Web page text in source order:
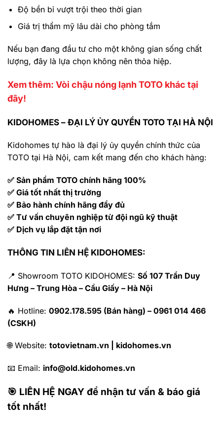
Độ bền bỉ vượt trội theo thời gian
Giá trị thẩm mỹ lâu dài cho phòng tắm
Nếu bạn đang đầu tư cho một không gian sống chất
lượng, đây là lựa chọn không nên thỏa hiệp.
Xem thêm: Vòi chậu nóng lạnh TOTO khác tại
đây!
KIDOHOMES – ĐẠI LÝ ỦY QUYỀN TOTO TẠI HÀ NỘI
Kidohomes tự hào là đại lý ủy quyền chính thức của
TOTO tại Hà Nội, cam kết mang đến cho khách hàng:
✅ Sản phẩm TOTO chính hãng 100%
✅ Giá tốt nhất thị trường
✅ Bảo hành chính hãng đầy đủ
✅ Tư vấn chuyên nghiệp từ đội ngũ kỹ thuật
✅ Dịch vụ lắp đặt tận nơi
THÔNG TIN LIÊN HỆ KIDOHOMES:
📍 Showroom TOTO KIDOHOMES: Số 107 Trần Duy
Hưng – Trung Hòa – Cầu Giấy – Hà Nội
🔥 Hotline: 0902.178.595 (Bán hàng) – 0961 014 466
(CSKH)
🌐 Website: totovietnam.vn | kidohomes.vn
📧 Email: info@old.kidohomes.vn
🎯 LIÊN HỆ NGAY để nhận tư vấn & báo giá
tốt nhất!